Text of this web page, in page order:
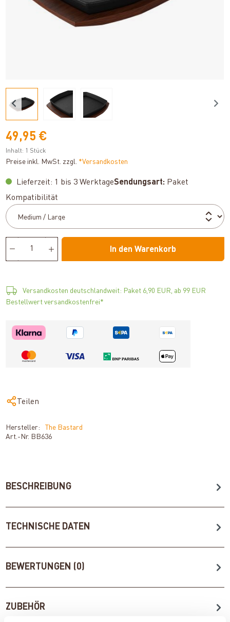
49,95 €
Inhalt: 1 Stück
Preise inkl. MwSt. zzgl. *Versandkosten
Lieferzeit: 1 bis 3 WerktageSendungsart: Paket
Kompatibilität
In den Warenkorb
Versandkosten deutschlandweit: Paket 6,90 EUR, ab 99 EUR
Bestellwert versandkostenfrei*
Teilen
Hersteller:
The Bastard
Art.-Nr. BB636
BESCHREIBUNG
TECHNISCHE DATEN
BEWERTUNGEN (0)
ZUBEHÖR